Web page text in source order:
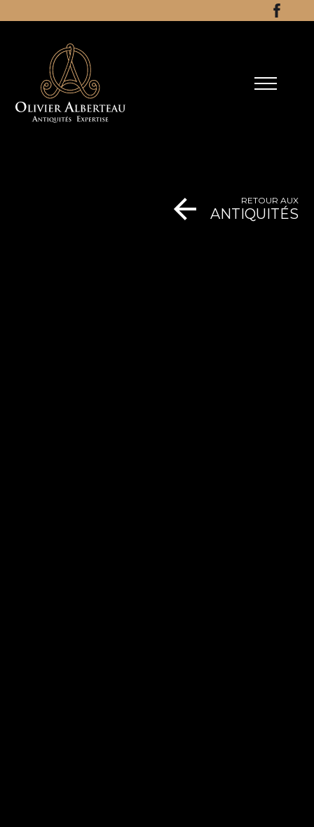
RETOUR AUX
ANTIQUITÉS